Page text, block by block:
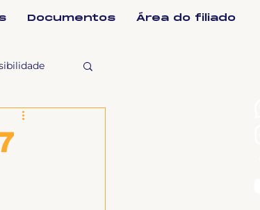
Documentos Área do filiado